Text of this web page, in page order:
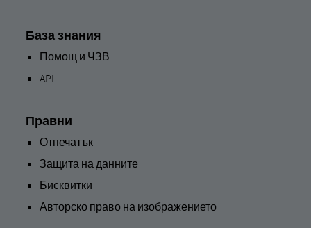
База знания
Помощ и ЧЗВ
API
Правни
Отпечатък
Защита на данните
Бисквитки
Авторско право на изображението